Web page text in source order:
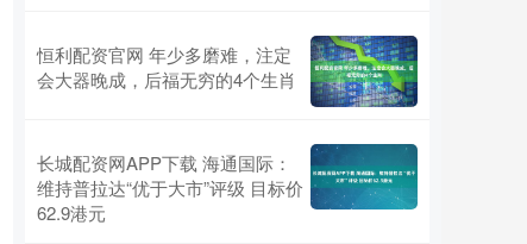
恒利配资官网 年少多磨难，注定
会大器晚成，后福无穷的4个生肖
长城配资网APP下载 海通国际：
维持普拉达“优于大市”评级 目标价
62.9港元